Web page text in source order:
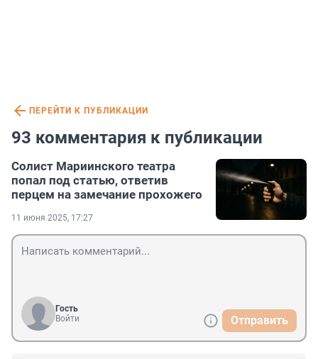
ПЕРЕЙТИ К ПУБЛИКАЦИИ
93 комментария к публикации
Солист Мариинского театра
попал под статью, ответив
перцем на замечание прохожего
11 июня 2025, 17:27
Гость
Войти
Отправить